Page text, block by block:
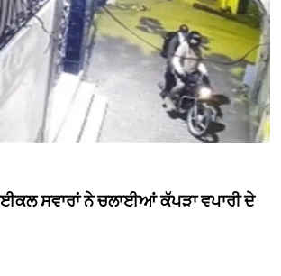
ਸਵਾਰਾਂ ਨੇ ਚਲਾਈਆਂ ਕੱਪੜਾ ਵਪਾਰੀ ਦੇ